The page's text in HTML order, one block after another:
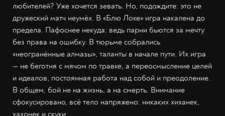
любителей? Уже хочется зевать. Но, подождите: это не
дружеский матч неумёх. В «Блю Локе» игра накалена до
предела. Пафоснее некуда: ведь парни бьются за мечту
без права на ошибку. В тюрьме собрались
«неогранённые алмазы», таланты в начале пути. Их игра
— не беготня с мячом по травке, а переосмысление целей
и идеалов, постоянная работа над собой и преодоление.
В общем, бой не на жизнь, а на смерть. Внимание
сфокусировано, всё тело напряжено: никаких хиханек,
хахонек и скуки.